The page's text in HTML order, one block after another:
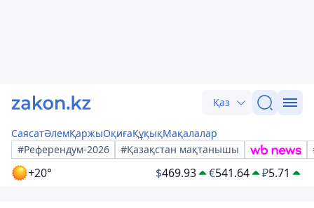
Қаз
СаясатӘлемҚаржыОқиғаҚұқықМақалалар
#Референдум-2026
#Қазақстан мақтанышы
+20° $469.93 €541.64 ₽5.71